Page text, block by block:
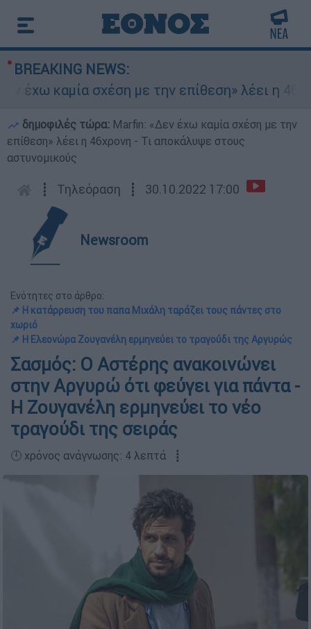
BREAKING NEWS:
καμία σχέση με την επίθεση» λέει η
δημοφιλές τώρα: Marfin: «Δεν έχω καμία σχέση με την
επίθεση» λέει η 46χρονη - Τι αποκάλυψε στους
αστυνομικούς
┋ Τηλεόραση ┋ 30.10.2022 17:00
Newsroom
Ενότητες στο άρθρο:
📌 Η κατάρρευση του παπα Μιχάλη ταράζει τους πάντες στο
χωριό
📌 Η Ελεονώρα Ζουγανέλη ερμηνεύει το τραγούδι της Αργυρώς
Σασμός: Ο Αστέρης ανακοινώνει
στην Αργυρώ ότι φεύγει για πάντα -
Η Ζουγανέλη ερμηνεύει το νέο
τραγούδι της σειράς
🕛 χρόνος ανάγνωσης: 4 λεπτά ┋